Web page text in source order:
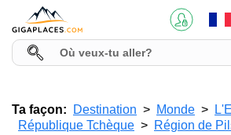
Ta façon: Destination Monde
République Tchèque
Région de